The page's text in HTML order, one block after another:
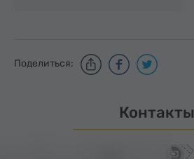
Поделиться:
Контакты